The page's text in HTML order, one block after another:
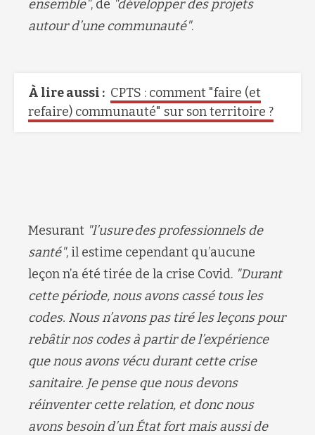
ensemble", de "développer des projets
autour d’une communauté".
À lire aussi : CPTS : comment "faire (et
refaire) communauté" sur son territoire ?
Mesurant "l’usure des professionnels de
santé", il estime cependant qu’aucune
leçon n’a été tirée de la crise Covid. "Durant
cette période, nous avons cassé tous les
codes. Nous n’avons pas tiré les leçons pour
rebâtir nos codes à partir de l’expérience
que nous avons vécu durant cette crise
sanitaire. Je pense que nous devons
réinventer cette relation, et donc nous
avons besoin d’un État fort mais aussi de